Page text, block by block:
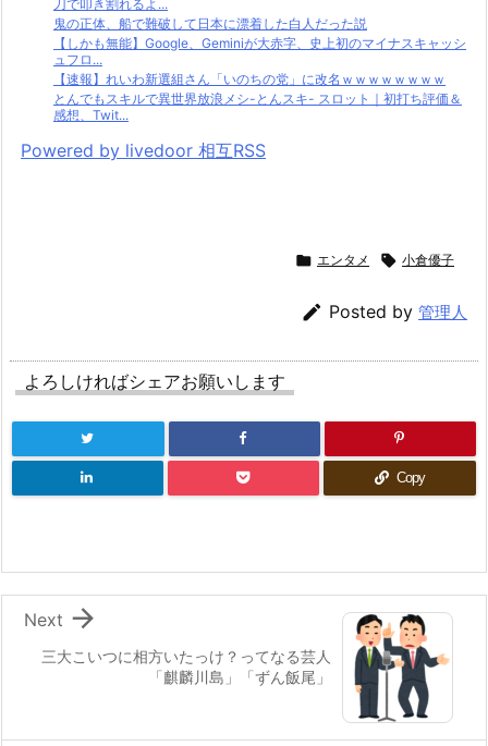
刀で叩き割れるよ...
鬼の正体、船で難破して日本に漂着した白人だった説
【しかも無能】Google、Geminiが大赤字、史上初のマイナスキャッシ
ュフロ...
【速報】れいわ新選組さん「いのちの党」に改名ｗｗｗｗｗｗｗｗ
とんでもスキルで異世界放浪メシ-とんスキ- スロット｜初打ち評価＆
感想、Twit...
Powered by livedoor 相互RSS
 エンタメ  小倉優子
 Posted by 管理人
よろしければシェアお願いします
Copy
三大こいつに相方いたっけ？ってなる芸人
「麒麟川島」「ずん飯尾」

Next